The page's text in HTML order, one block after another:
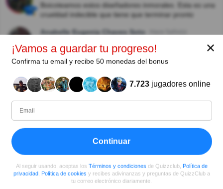
Boicoteamos estos diseñadores inmorales. Esta es una
crueldad indecible que tiene que terminar pronto
Anabelle Eugenia Chaves Soto
Espantoso!!! Debe concientizarse sobre el brutal
sacrificio de ambos animalitos solo para elaborar
productos NO necesarios para los seres “humanos”😱
Jose Baquerizo Hace 5año(s)
Y publicadas que es lo más erróneo,,,
Ver respuestas
Hace 5año(s)
Ver respuestas
✕
¡Vamos a guardar tu progreso!
Confirma tu email y recibe 50 monedas del bonus
7.723 jugadores online
Continuar
Al seguir usando, aceptas los Términos y condiciones de Quizzclub, Política de
privacidad, Política de cookies y recibes adivinanzas y preguntas de QuizzClub a
tu correo electrónico diariamente.